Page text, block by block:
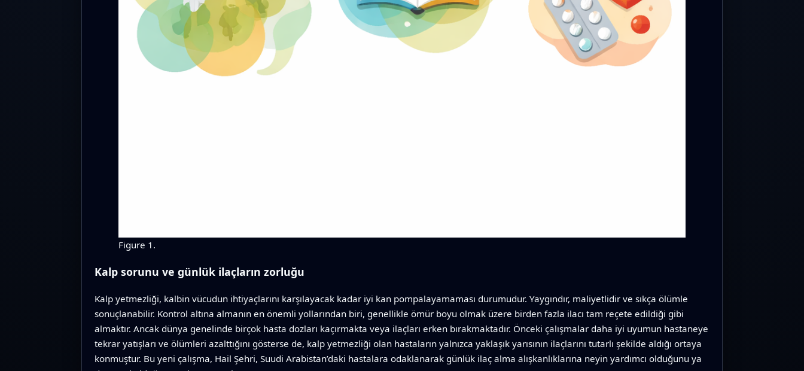
Figure 1.
Kalp sorunu ve günlük ilaçların zorluğu
Kalp yetmezliği, kalbin vücudun ihtiyaçlarını karşılayacak kadar iyi kan pompalayamaması durumudur. Yaygındır, maliyetlidir ve sıkça ölümle
sonuçlanabilir. Kontrol altına almanın en önemli yollarından biri, genellikle ömür boyu olmak üzere birden fazla ilacı tam reçete edildiği gibi
almaktır. Ancak dünya genelinde birçok hasta dozları kaçırmakta veya ilaçları erken bırakmaktadır. Önceki çalışmalar daha iyi uyumun hastaneye
tekrar yatışları ve ölümleri azalttığını gösterse de, kalp yetmezliği olan hastaların yalnızca yaklaşık yarısının ilaçlarını tutarlı şekilde aldığı ortaya
konmuştur. Bu yeni çalışma, Hail Şehri, Suudi Arabistan’daki hastalara odaklanarak günlük ilaç alma alışkanlıklarına neyin yardımcı olduğunu ya